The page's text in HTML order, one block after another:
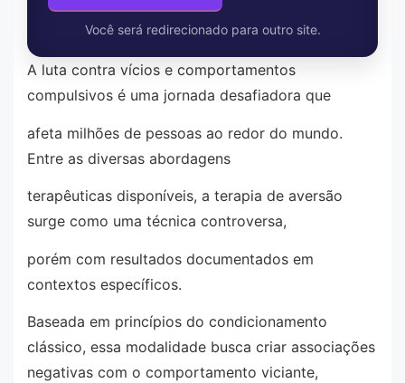
Você será redirecionado para outro site.
A luta contra vícios e comportamentos
compulsivos é uma jornada desafiadora que
afeta milhões de pessoas ao redor do mundo.
Entre as diversas abordagens
terapêuticas disponíveis, a terapia de aversão
surge como uma técnica controversa,
porém com resultados documentados em
contextos específicos.
Baseada em princípios do condicionamento
clássico, essa modalidade busca criar associações
negativas com o comportamento viciante,